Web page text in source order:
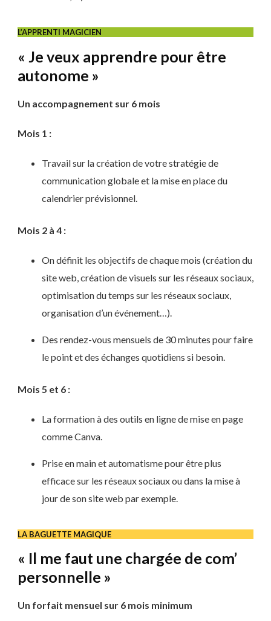
L’APPRENTI MAGICIEN
« Je veux apprendre pour être
autonome »
Un accompagnement sur 6 mois
Mois 1 :
Travail sur la création de votre stratégie de
communication globale et la mise en place du
calendrier prévisionnel.
Mois 2 à 4 :
On définit les objectifs de chaque mois (création du
site web, création de visuels sur les réseaux sociaux,
optimisation du temps sur les réseaux sociaux,
organisation d’un événement…).
Des rendez-vous mensuels de 30 minutes pour faire
le point et des échanges quotidiens si besoin.
Mois 5 et 6 :
La formation à des outils en ligne de mise en page
comme Canva.
Prise en main et automatisme pour être plus
efficace sur les réseaux sociaux ou dans la mise à
jour de son site web par exemple.
LA BAGUETTE MAGIQUE
« Il me faut une chargée de com’
personnelle »
Un forfait mensuel sur 6 mois minimum